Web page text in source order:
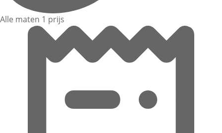
Alle maten 1 prijs